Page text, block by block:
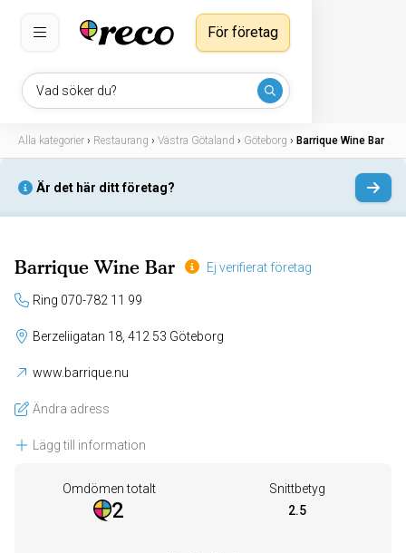
Vad söker du?
För företag
Alla kategorier › Restaurang › Västra Götaland › Göteborg › Barrique Wine Bar
Är det här ditt företag?
Barrique Wine Bar Ej verifierat företag
Ring 070-782 11 99
Berzeliigatan 18, 412 53 Göteborg
www.barrique.nu
Ändra adress
Lägg till information
Omdömen totalt
2
Snittbetyg
2.5